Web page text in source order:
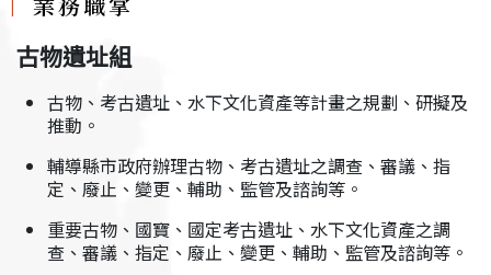
古物遺址組
古物、考古遺址、水下文化資產等計畫之規劃、研擬及
推動。
輔導縣市政府辦理古物、考古遺址之調查、審議、指
定、廢止、變更、輔助、監管及諮詢等。
重要古物、國寶、國定考古遺址、水下文化資產之調
查、審議、指定、廢止、變更、輔助、監管及諮詢等。